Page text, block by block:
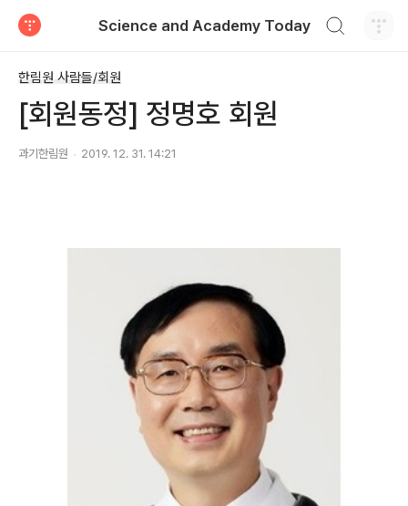
Science and Academy Today
한림원 사람들/회원
[회원동정] 정명호 회원
과기한림원 2019. 12. 31. 14:21